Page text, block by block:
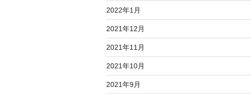
2022年1月
2021年12月
2021年11月
2021年10月
2021年9月